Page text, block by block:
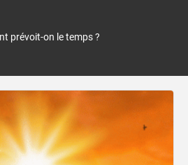
prévoit-on le temps ?